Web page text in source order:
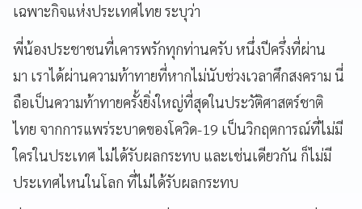
เฉพาะกิจแห่งประเทศไทย ระบุว่า
พี่น้องประชาชนที่เคารพรักทุกท่านครับ หนึ่งปีครึ่งที่ผ่าน
มา เราได้ผ่านความท้าทายที่หากไม่นับช่วงเวลาศึกสงคราม นี่
ถือเป็นความท้าทายครั้งยิ่งใหญ่ที่สุดในประวัติศาสตร์ชาติ
ไทย จากการแพร่ระบาดของโควิด-19 เป็นวิกฤตการณ์ที่ไม่มี
ใครในประเทศ ไม่ได้รับผลกระทบ และเช่นเดียวกัน ก็ไม่มี
ประเทศไหนในโลก ที่ไม่ได้รับผลกระทบ